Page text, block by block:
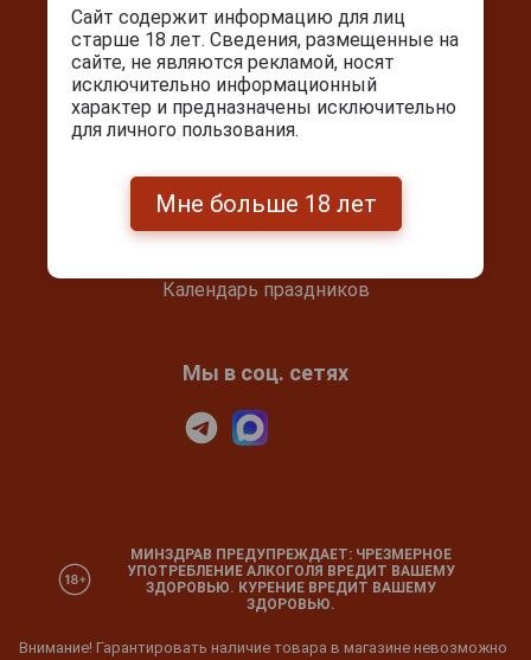
Покупателям
Контакты
Календарь праздников
Мы в соц. сетях
МИНЗДРАВ ПРЕДУПРЕЖДАЕТ: ЧРЕЗМЕРНОЕ
УПОТРЕБЛЕНИЕ АЛКОГОЛЯ ВРЕДИТ ВАШЕМУ
ЗДОРОВЬЮ. КУРЕНИЕ ВРЕДИТ ВАШЕМУ
ЗДОРОВЬЮ.
Внимание! Гарантировать наличие товара в магазине невозможно
Сайт содержит информацию для лиц
старше 18 лет. Сведения, размещенные на
сайте, не являются рекламой, носят
исключительно информационный
характер и предназначены исключительно
для личного пользования.
Мне больше 18 лет